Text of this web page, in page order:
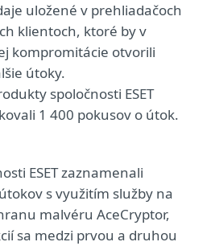
uložené v prehliadačoch
klientoch, ktoré by v
kompromitácie otvorili
útoky.
spoločnosti ESET
1 400 pokusov o útok.
ESET zaznamenali
s využitím služby na
malvéru AceCryptor,
sa medzi prvou a druhou